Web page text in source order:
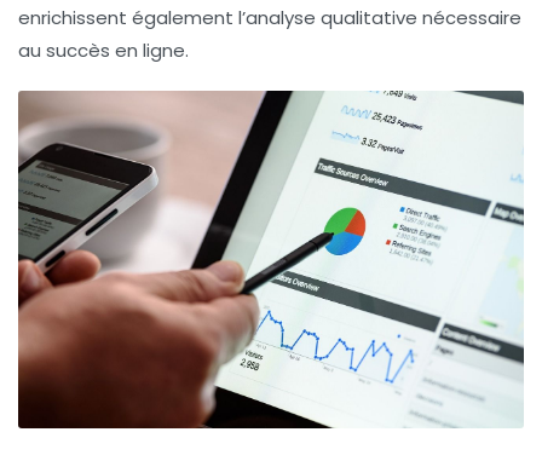
enrichissent également l’analyse qualitative nécessaire
au succès en ligne.